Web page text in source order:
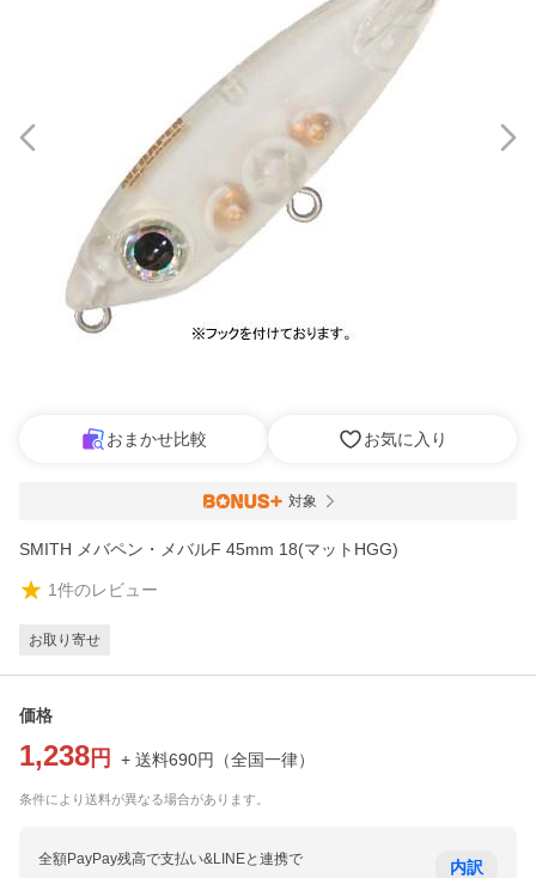
おまかせ比較 お気に入り
対象
SMITH メバペン・メバルF 45mm 18(マットHGG)
1件のレビュー
お取り寄せ
価格
1,238 円 + 送料690円 （全国一律）
条件により送料が異なる場合があります。
全額PayPay残高で支払い&LINEと連携で 内訳